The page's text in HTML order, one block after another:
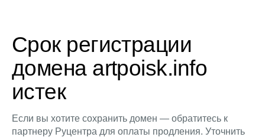
Срок регистрации
домена artpoisk.info
истек
Если вы хотите сохранить домен — обратитесь к
партнеру Руцентра для оплаты продления. Уточнить